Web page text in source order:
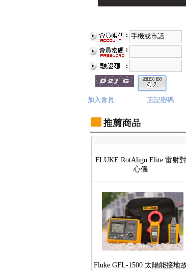
加入會員 忘記密碼
Fluke TiS55 PRO 紅外線熱影像
心儀
障定位器